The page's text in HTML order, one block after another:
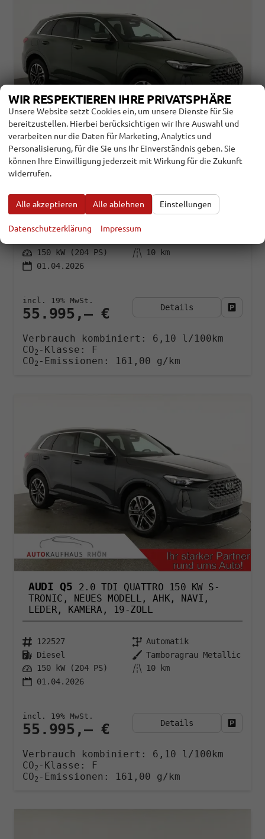
AUDI Q5
LEDER, KAMERA, 19-ZOLL
122526
150 kW (204 PS)
10 km
01.04.2026
55.995,– €
incl. 19% MwSt.
Details
Verbrauch kombiniert: 6,10 l/100km
CO2 -Klasse:
F
CO2 -Emissionen: 161,00 g/km
AUDI Q5
2.0 TDI QUATTRO 150 KW S-
TRONIC, NEUES MODELL, AHK, NAVI,
LEDER, KAMERA, 19-ZOLL
122527
Automatik
Diesel
Tamboragrau Metallic
150 kW (204 PS)
10 km
01.04.2026
55.995,– €
incl. 19% MwSt.
Details
Verbrauch kombiniert: 6,10 l/100km
CO2 -Klasse:
F
CO2 -Emissionen: 161,00 g/km
WIR RESPEKTIEREN IHRE PRIVATSPHÄRE
Unsere Website setzt Cookies ein, um unsere Dienste für Sie
bereitzustellen. Hierbei berücksichtigen wir Ihre Auswahl und
verarbeiten nur die Daten für Marketing, Analytics und
Personalisierung, für die Sie uns Ihr Einverständnis geben. Sie
können Ihre Einwilligung jederzeit mit Wirkung für die Zukunft
widerrufen.
Alle akzeptieren Alle ablehnen Einstellungen
Datenschutzerklärung Impressum